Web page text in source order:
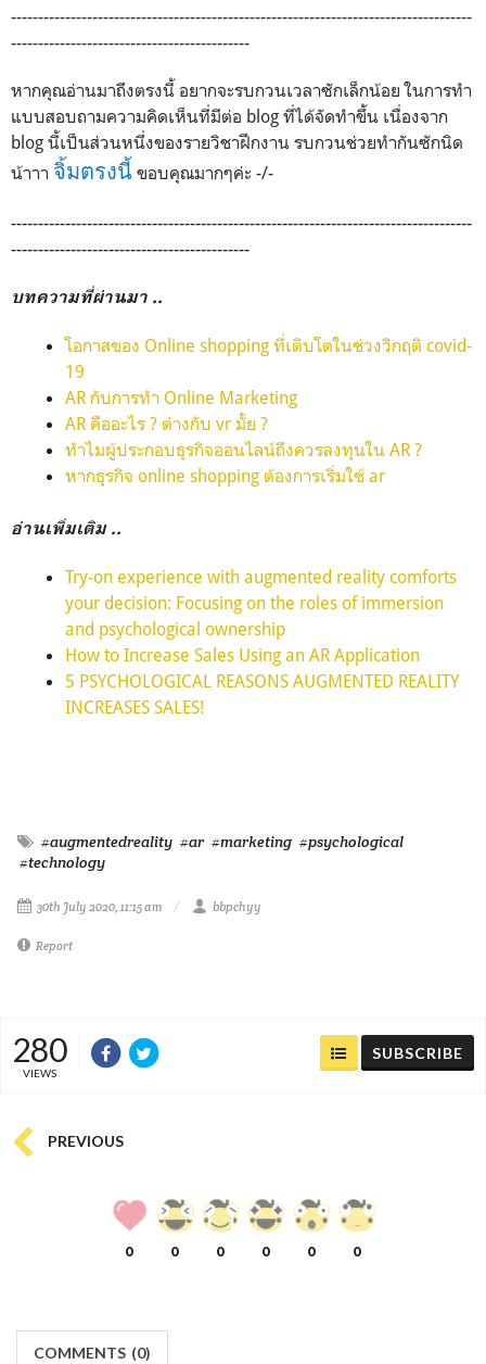
-------------------------------------------------------------------------------------
--------------------------------------------
หากคุณอ่านมาถึงตรงนี้ อยากจะรบกวนเวลาซักเล็กน้อย ในการทำ
แบบสอบถามความคิดเห็นที่มีต่อ blog ที่ได้จัดทำขึ้น เนื่องจาก
blog นี้เป็นส่วนหนึ่งของรายวิชาฝึกงาน รบกวนช่วยทำกันซักนิด
น้าาา จิ้มตรงนี้ ขอบคุณมากๆค่ะ -/-
-------------------------------------------------------------------------------------
--------------------------------------------
บทความที่ผ่านมา ..
โอกาสของ Online shopping ที่เติบโตในช่วงวิกฤติ covid-
19
AR กับการทำ Online Marketing
AR คืออะไร ? ต่างกับ vr มั้ย ?
ทำไมผู้ประกอบธุรกิจออนไลน์ถึงควรลงทุนใน AR ?
หากธุรกิจ online shopping ต้องการเริ่มใช้ ar
อ่านเพิ่มเติม ..
Try-on experience with augmented reality comforts
your decision: Focusing on the roles of immersion
and psychological ownership
How to Increase Sales Using an AR Application
5 PSYCHOLOGICAL REASONS AUGMENTED REALITY
INCREASES SALES!
#augmentedreality #ar #marketing #psychological
#technology
30th July 2020, 11:15 am bbpchyy
Report
280
VIEWS
SUBSCRIBE
PREVIOUS
0 0 0 0 0 0
COMMENTS (0)